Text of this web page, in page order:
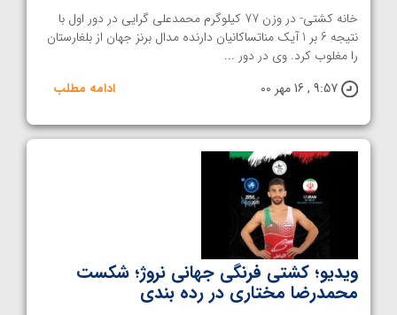
خانه کشتی- در وزن 77 کیلوگرم محمدعلی گرایی در دور اول با
نتيجه 6 بر 1 آیک مناتساکانیان دارنده مدال برنز جهان از بلغارستان
را مغلوب كرد. وي در دور ...
9:57 , 16 مهر 00
ادامه مطلب
ویدیو؛ کشتی فرنگی جهانی نروژ؛ شکست
محمدرضا مختاری در رده بندی